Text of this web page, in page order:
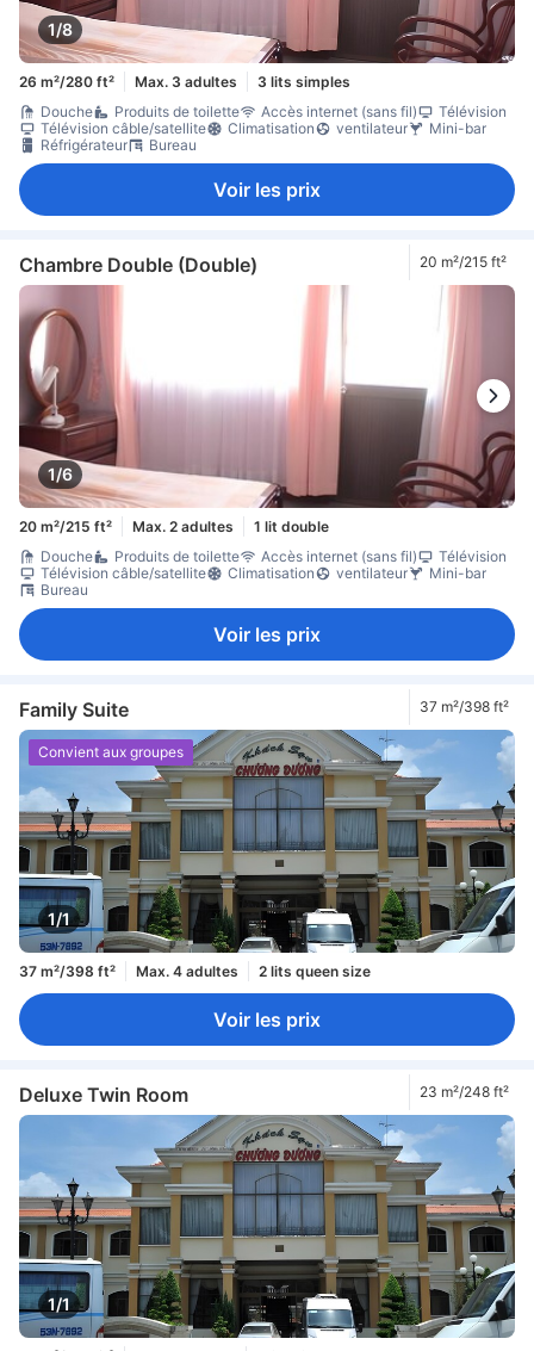
1/8
26 m²/280 ft² Max. 3 adultes
3 lits simples
Douche
Produits de toilette Accès internet (sans fil)
Télévision
Télévision câble/satellite
Climatisation ventilateur
Mini-bar
Réfrigérateur
Bureau
Voir les prix
Chambre Double (Double) 20 m²/215 ft²
1/6
20 m²/215 ft² Max. 2 adultes
1 lit double
Douche
Produits de toilette Accès internet (sans fil)
Télévision
Télévision câble/satellite
Climatisation ventilateur
Mini-bar
Bureau
Voir les prix
Family Suite 37 m²/398 ft²
1/1
Convient aux groupes
37 m²/398 ft² Max. 4 adultes 2 lits queen size
Voir les prix
Deluxe Twin Room 23 m²/248 ft²
1/1